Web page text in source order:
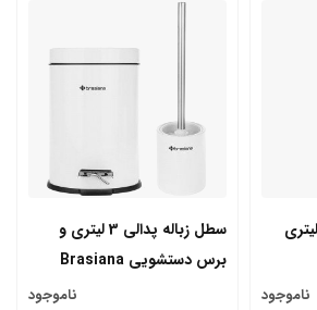
پدالدار 30 لیتری
ناموجود
سطل زباله پدالی 3 لیتری و
برس دستشویی Brasiana
ناموجود